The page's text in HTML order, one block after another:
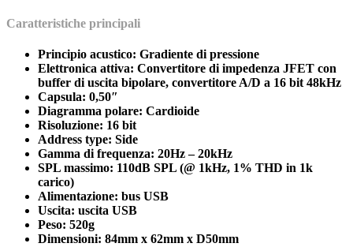
Caratteristiche principali
Principio acustico: Gradiente di pressione
Elettronica attiva: Convertitore di impedenza JFET con
buffer di uscita bipolare, convertitore A/D a 16 bit 48kHz
Capsula: 0,50″
Diagramma polare: Cardioide
Risoluzione: 16 bit
Address type: Side
Gamma di frequenza: 20Hz – 20kHz
SPL massimo: 110dB SPL (@ 1kHz, 1% THD in 1k
carico)
Alimentazione: bus USB
Uscita: uscita USB
Peso: 520g
Dimensioni: 84mm x 62mm x D50mm